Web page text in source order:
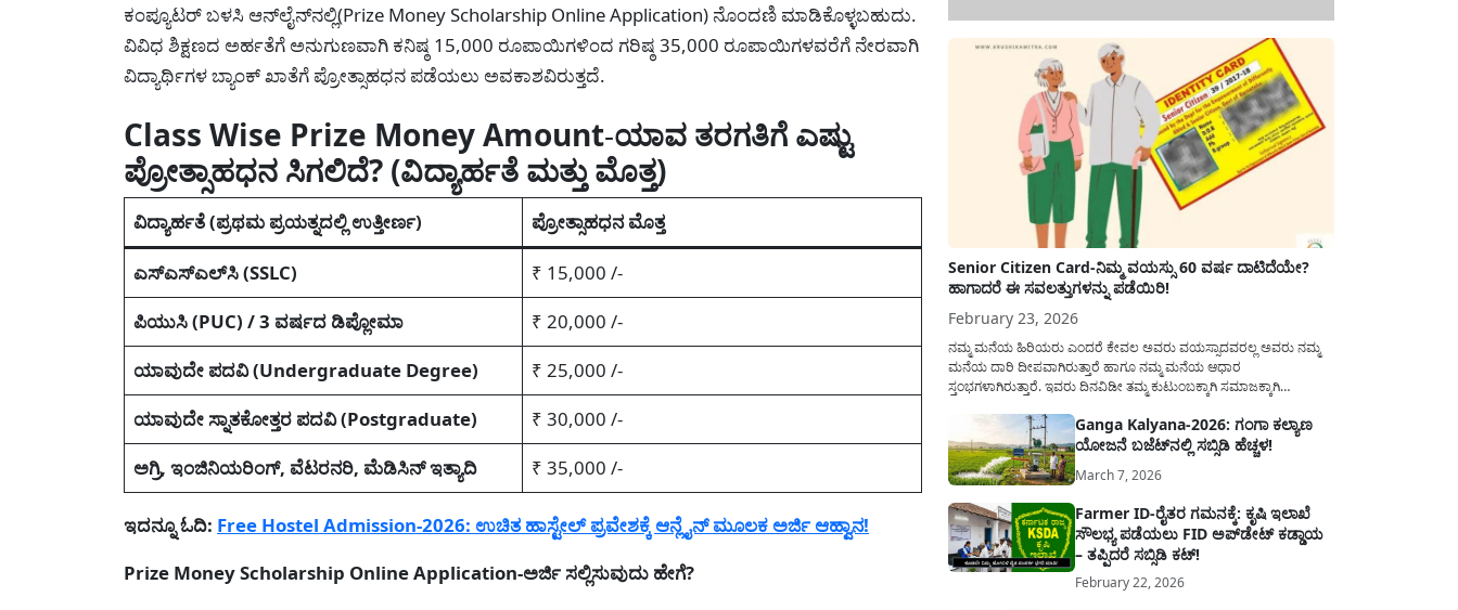
ಕಂಪ್ಯೂಟರ್ ಬಳಸಿ ಆನ್‌ಲೈನ್‌ನಲ್ಲಿ(Prize Money Scholarship Online Application) ನೊಂದಣಿ ಮಾಡಿಕೊಳ್ಳಬಹುದು.
ವಿವಿಧ ಶಿಕ್ಷಣದ ಅರ್ಹತೆಗೆ ಅನುಗುಣವಾಗಿ ಕನಿಷ್ಠ 15,000 ರೂಪಾಯಿಗಳಿಂದ ಗರಿಷ್ಠ 35,000 ರೂಪಾಯಿಗಳವರೆಗೆ ನೇರವಾಗಿ
ವಿದ್ಯಾರ್ಥಿಗಳ ಬ್ಯಾಂಕ್ ಖಾತೆಗೆ ಪ್ರೋತ್ಸಾಹಧನ ಪಡೆಯಲು ಅವಕಾಶವಿರುತ್ತದೆ.
Class Wise Prize Money Amount-ಯಾವ ತರಗತಿಗೆ ಎಷ್ಟು
ಪ್ರೋತ್ಸಾಹಧನ ಸಿಗಲಿದೆ? (ವಿದ್ಯಾರ್ಹತೆ ಮತ್ತು ಮೊತ್ತ)
ವಿದ್ಯಾರ್ಹತೆ (ಪ್ರಥಮ ಪ್ರಯತ್ನದಲ್ಲಿ ಉತ್ತೀರ್ಣ) ಪ್ರೋತ್ಸಾಹಧನ ಮೊತ್ತ
ಎಸ್‌ಎಸ್‌ಎಲ್‌ಸಿ (SSLC)
₹ 15,000 /-
ಪಿಯುಸಿ (PUC) / 3 ವರ್ಷದ ಡಿಪ್ಲೋಮಾ
₹ 20,000 /-
ಯಾವುದೇ ಪದವಿ (Undergraduate Degree)
₹ 25,000 /-
ಯಾವುದೇ ಸ್ನಾತಕೋತ್ತರ ಪದವಿ (Postgraduate)
₹ 30,000 /-
ಅಗ್ರಿ, ಇಂಜಿನಿಯರಿಂಗ್, ವೆಟರನರಿ, ಮೆಡಿಸಿನ್ ಇತ್ಯಾದಿ
₹ 35,000 /-
ಇದನ್ನೂ ಓದಿ: Free Hostel Admission-2026: ಉಚಿತ ಹಾಸ್ಟೇಲ್ ಪ್ರವೇಶಕ್ಕೆ ಆನ್ಲೈನ್ ಮೂಲಕ ಅರ್ಜಿ ಆಹ್ವಾನ!
Prize Money Scholarship Online Application-ಅರ್ಜಿ ಸಲ್ಲಿಸುವುದು ಹೇಗೆ?
Senior Citizen Card-ನಿಮ್ಮ ವಯಸ್ಸು 60 ವರ್ಷ ದಾಟಿದೆಯೇ?
ಹಾಗಾದರೆ ಈ ಸವಲತ್ತುಗಳನ್ನು ಪಡೆಯಿರಿ!
February 23, 2026
ನಮ್ಮ ಮನೆಯ ಹಿರಿಯರು ಎಂದರೆ ಕೇವಲ ಅವರು ವಯಸ್ಸಾದವರಲ್ಲ ಅವರು ನಮ್ಮ
ಮನೆಯ ದಾರಿ ದೀಪವಾಗಿರುತ್ತಾರೆ ಹಾಗೂ ನಮ್ಮ ಮನೆಯ ಆಧಾರ
ಸ್ತಂಭಗಳಾಗಿರುತ್ತಾರೆ. ಇವರು ದಿನವಿಡೀ ತಮ್ಮ ಕುಟುಂಬಕ್ಕಾಗಿ ಸಮಾಜಕ್ಕಾಗಿ
ನೆಮ್ಮದಿಯಿಂದ ಕಳೆಯಬೇಕೆಂಬುದು ಪ್ರತಿಯೊಬ್ಬರ ಕನಸಾಗಿರುತ್ತದೆ ಆದ್ದರಿಂದ
ಸರ್ಕಾರವು ಹಿರಿಯ ನಾಗರಿಕರ ಗುರುತಿನ ಚೀಟಿ...
Ganga Kalyana-2026: ಗಂಗಾ ಕಲ್ಯಾಣ
ಯೋಜನೆ ಬಜೆಟ್‌ನಲ್ಲಿ ಸಬ್ಸಿಡಿ ಹೆಚ್ಚಳ!
March 7, 2026
Farmer ID-ರೈತರ ಗಮನಕ್ಕೆ: ಕೃಷಿ ಇಲಾಖೆ
ಸೌಲಭ್ಯ ಪಡೆಯಲು FID ಅಪ್‌ಡೇಟ್ ಕಡ್ಡಾಯ
– ತಪ್ಪಿದರೆ ಸಬ್ಸಿಡಿ ಕಟ್!
February 22, 2026